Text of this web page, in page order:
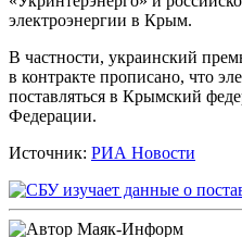
электроэнергии в Крым.
В частности, украинский
в контракте прописано, что
поставляться в Крымский
Федерации.
Источник: РИА Новости